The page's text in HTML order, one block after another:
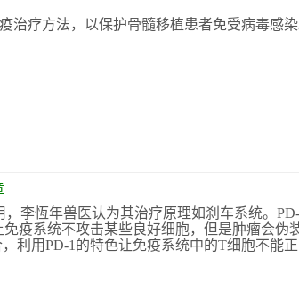
治疗方法，以保护骨髓移植患者免受病毒感
李恆年兽医认为其治疗原理如刹车系统。
疫系统不攻击某些良好细胞，但是肿瘤会伪
利用PD-1的特色让免疫系统中的T细胞不能